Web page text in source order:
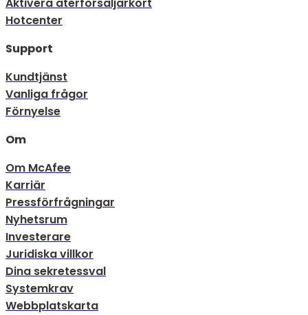
Aktivera återförsäljarkort
Hotcenter
Support
Kundtjänst
Vanliga frågor
Förnyelse
Om
Om McAfee
Karriär
Pressförfrågningar
Nyhetsrum
Investerare
Juridiska villkor
Dina sekretessval
Systemkrav
Webbplatskarta